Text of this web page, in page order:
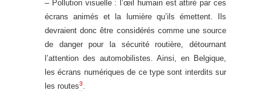
– Pollution visuelle : l’œil humain est attiré par ces
écrans animés et la lumière qu’ils émettent. Ils
devraient donc être considérés comme une source
de danger pour la sécurité routière, détournant
l’attention des automobilistes. Ainsi, en Belgique,
les écrans numériques de ce type sont interdits sur
les routes3